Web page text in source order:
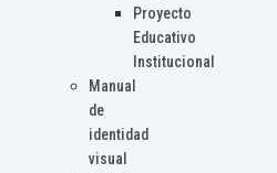
Proyecto
Educativo
Institucional
Manual
de
identidad
visual